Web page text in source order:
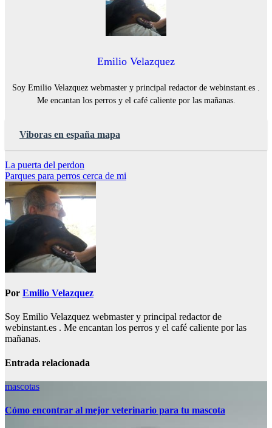
Emilio Velazquez
Soy Emilio Velazquez webmaster y principal redactor de webinstant.es .
Me encantan los perros y el café caliente por las mañanas.
Viboras en españa mapa
Navegación
de
entradas
La puerta del perdon
Parques para perros cerca de mi
Por Emilio Velazquez
Soy Emilio Velazquez webmaster y principal redactor de
webinstant.es . Me encantan los perros y el café caliente por las
mañanas.
Entrada relacionada
mascotas
Cómo encontrar al mejor veterinario para tu mascota